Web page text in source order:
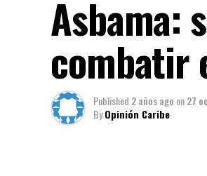
Asbama:
combatir
Published 2 años ago on27
ByOpinión Caribe